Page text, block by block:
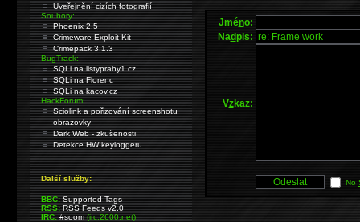
Jméno:
Nadpis:
Vzkaz:
No
Uveřejnění cizích fotografií
Soubory:
Phoenix 2.5
Crimeware Exploit Kit
Crimepack 3.1.3
BugTrack:
SQLi na listyprahy1.cz
SQLi na Florenc
SQLi na kacov.cz
HackForum:
Sciolink a pořizování screenshotu
obrazovky
Dark Web - zkušenosti
Detekce HW keyloggeru
Další služby:
BBC: Supported Tags
RSS: RSS Feeds v2.0
IRC: #soom(irc.2600.net)